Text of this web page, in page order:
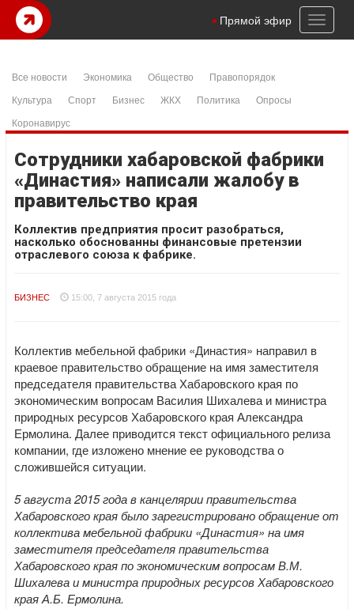
Toggle
Прямой эфир
Все новости Экономика Общество
Правопорядок
Культура
Спорт Бизнес ЖКХ Политика
Опросы
Коронавирус
Сотрудники хабаровской фабрики
«Династия» написали жалобу в
правительство края
Коллектив предприятия просит разобраться,
насколько обоснованны финансовые претензии
отраслевого союза к фабрике.
БИЗНЕС 15:00, 7 августа 2015 года
Коллектив мебельной фабрики «Династия» направил в
краевое правительство обращение на имя заместителя
председателя правительства Хабаровского края по
экономическим вопросам Василия Шихалева и министра
природных ресурсов Хабаровского края Александра
Ермолина. Далее приводится текст официального релиза
компании, где изложено мнение ее руководства о
сложившейся ситуации.
5 августа 2015 года в канцелярии правительства
Хабаровского края было зарегистрировано обращение от
коллектива мебельной фабрики «Династия» на имя
заместителя председателя правительства
Хабаровского края по экономическим вопросам В.М.
Шихалева и министра природных ресурсов Хабаровского
края А.Б. Ермолина.